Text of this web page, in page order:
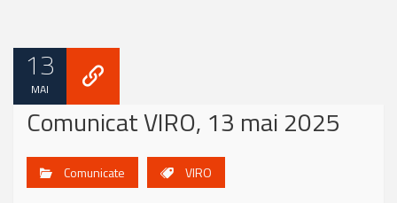
13
MAI
Comunicat VIRO, 13 mai 2025
Comunicate VIRO